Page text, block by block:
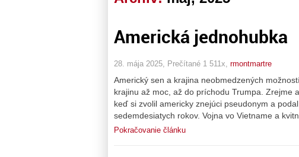
Americká jednohubka
28. mája 2025, Prečítané 1 511x, rmontmartre
Americký sen a krajina neobmedzených
krajinu až moc, až do príchodu Trumpa. Zrejme
keď si zvolil americky znejúci pseudonym a
sedemdesiatych rokov. Vojna vo Vietname a
Pokračovanie článku